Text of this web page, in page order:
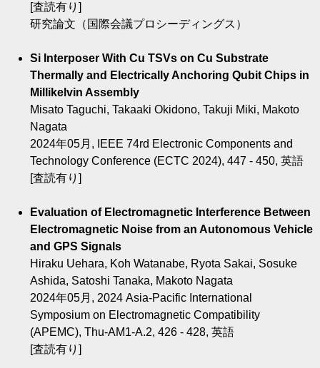
[査読有り]
研究論文（国際会議プロシーディングス）
Si Interposer With Cu TSVs on Cu Substrate
Thermally and Electrically Anchoring Qubit Chips in
Millikelvin Assembly
Misato Taguchi, Takaaki Okidono, Takuji Miki, Makoto
Nagata
2024年05月, IEEE 74rd Electronic Components and
Technology Conference (ECTC 2024), 447 - 450, 英語
[査読有り]
Evaluation of Electromagnetic Interference Between
Electromagnetic Noise from an Autonomous Vehicle
and GPS Signals
Hiraku Uehara, Koh Watanabe, Ryota Sakai, Sosuke
Ashida, Satoshi Tanaka, Makoto Nagata
2024年05月, 2024 Asia-Pacific International
Symposium on Electromagnetic Compatibility
(APEMC), Thu-AM1-A.2, 426 - 428, 英語
[査読有り]